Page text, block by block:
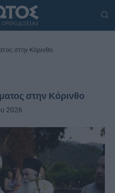
στην Κόρινθο
στην Κόρινθο
2026